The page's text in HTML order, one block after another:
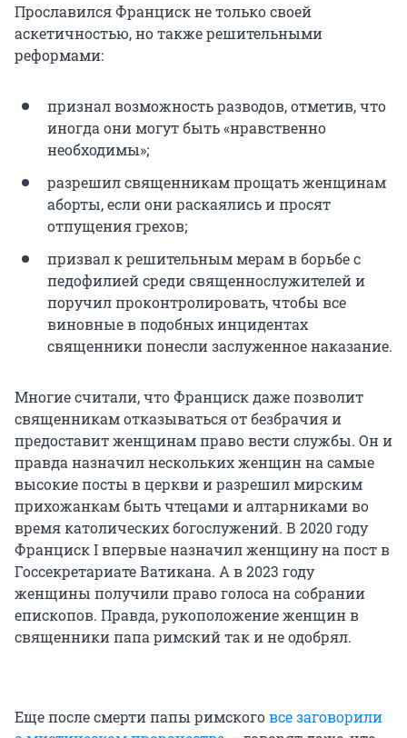
Прославился Франциск не только своей
аскетичностью, но также решительными
реформами:
признал возможность разводов, отметив, что
иногда они могут быть «нравственно
необходимы»;
разрешил священникам прощать женщинам
аборты, если они раскаялись и просят
отпущения грехов;
призвал к решительным мерам в борьбе с
педофилией среди священнослужителей и
поручил проконтролировать, чтобы все
виновные в подобных инцидентах
священники понесли заслуженное наказание.
Многие считали, что Франциск даже позволит
священникам отказываться от безбрачия и
предоставит женщинам право вести службы. Он и
правда назначил нескольких женщин на самые
высокие посты в церкви и разрешил мирским
прихожанкам быть чтецами и алтарниками во
время католических богослужений. В 2020 году
Франциск Iвпервые назначил женщину на пост в
Госсекретариате Ватикана. А в 2023 году
женщины получили право голоса на собрании
епископов. Правда, рукоположение женщин в
священники папа римский так и не одобрял.
Еще после смерти папы римскоговсе заговорили